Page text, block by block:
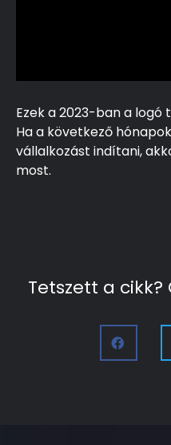
Ezek a 2023-ban a logó
Ha a következő
vállalkozást indítani,
most.
Tetszett a